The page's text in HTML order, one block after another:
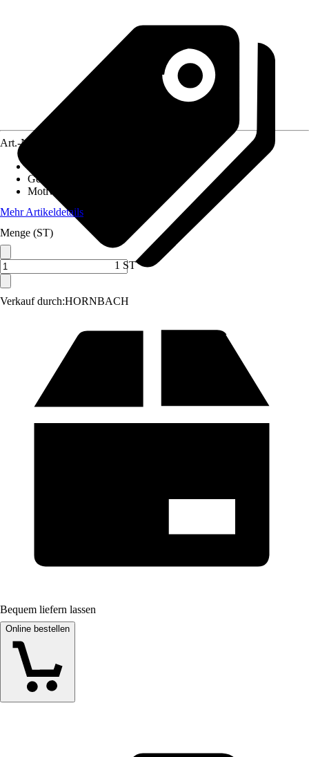
Verkauf durch:HORNBACH
Art.-Nr.
Gewicht
Motivkategorie
Mehr Artikeldetails
Menge (ST)
1 ST
Bequem liefern lassen
Online bestellen